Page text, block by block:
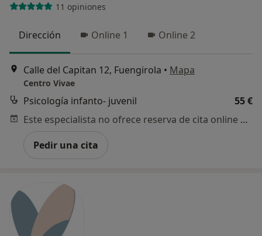
11 opiniones
Dirección Online 1 Online 2
Calle del Capitan 12, Fuengirola • Mapa
Centro Vivae
Psicología infanto- juvenil
55 €
Este especialista no ofrece reserva de cita online en esta dirección.
Pedir una cita